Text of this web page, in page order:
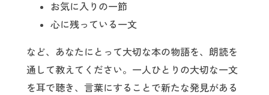
お気に入りの一節
心に残っている一文
など、あなたにとって大切な本の物語を、朗読を
通して教えてください。一人ひとりの大切な一文
を耳で聴き、言葉にすることで新たな発見がある